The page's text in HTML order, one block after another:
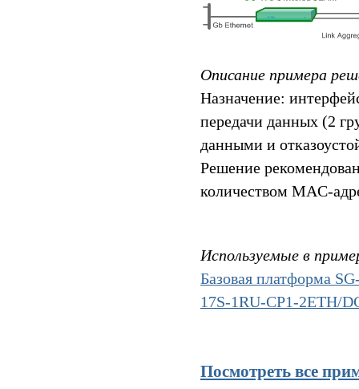
Описание примера
Назначение:
передачи данных (2
данными и
Решение
количеством MAC-
Используемые в
Базовая платформа
17S-1RU-CP1-2ETH/
Посмотреть все